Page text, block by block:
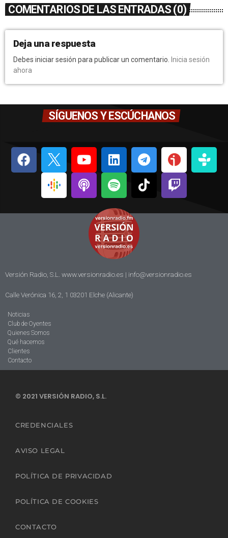
COMENTARIOS DE LAS ENTRADAS (0)
Deja una respuesta
Debes iniciar sesión para publicar un comentario.
Inicia sesión
ahora
SÍGUENOS Y ESCÚCHANOS
Versión Radio, S.L. www.versionradio.es | info@versionradio.es
Calle Verónica 16, 2, 1 03201 Elche (Alicante)
Noticias
Club de Oyentes
Quienes Somos
Qué hacemos
Clientes
Contacto
© 2021 VERSIÓN RADIO, S.L.
CREDENCIALES
AVISO LEGAL
POLÍTICA DE PRIVACIDAD
POLÍTICA DE COOKIES
CONTACTO